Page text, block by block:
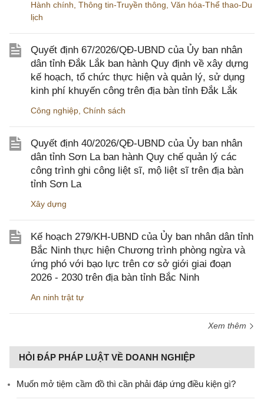
Hành chính Thông tin-Truyền thông Văn hóa-Thể thao-Du
lịch
Quyết định 67/2026/QĐ-UBND của Ủy ban nhân
dân tỉnh Đắk Lắk ban hành Quy định về xây dựng
kế hoạch, tổ chức thực hiện và quản lý, sử dụng
kinh phí khuyến công trên địa bàn tỉnh Đắk Lắk
Công nghiệp Chính sách
Quyết định 40/2026/QĐ-UBND của Ủy ban nhân
dân tỉnh Sơn La ban hành Quy chế quản lý các
công trình ghi công liệt sĩ, mộ liệt sĩ trên địa bàn
tỉnh Sơn La
Xây dựng
Kế hoạch 279/KH-UBND của Ủy ban nhân dân tỉnh
Bắc Ninh thực hiện Chương trình phòng ngừa và
ứng phó với bạo lực trên cơ sở giới giai đoạn
2026 - 2030 trên địa bàn tỉnh Bắc Ninh
An ninh trật tự
Xem thêm
HỎI ĐÁP PHÁP LUẬT VỀ DOANH NGHIỆP
Muốn mở tiệm cầm đồ thì cần phải đáp ứng điều kiện gì?